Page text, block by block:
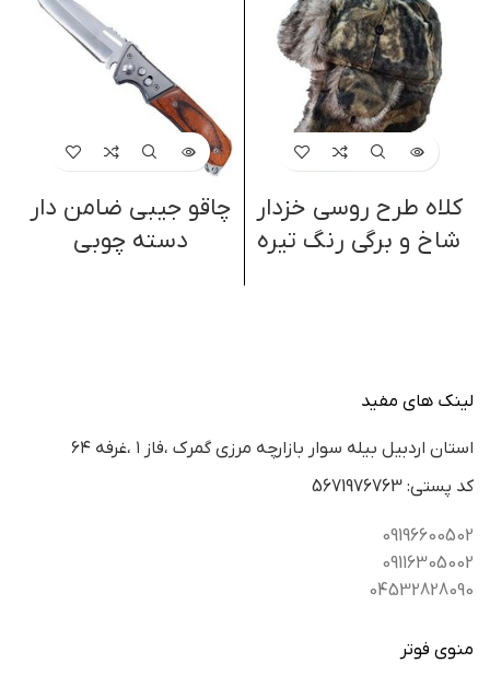
کلاه طرح روسی خزدار
شاخ و برگی رنگ تیره
چاقو جیبی ضامن دار
دسته چوبی
لینک های مفید
استان اردبيل بيله سوار بازارچه مرزي گمرك ،فاز ١ ،غرفه ٦٤
كد پستي: 5671976763
09196600502
09116305002
04532828090
منوی فوتر